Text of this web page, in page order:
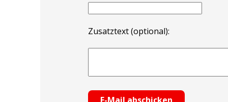
Zusatztext (optional):